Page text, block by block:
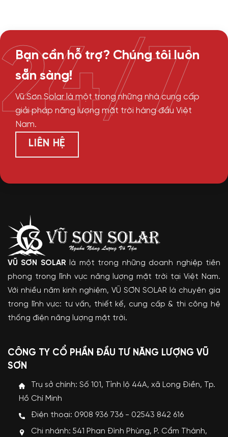
Bạn cần hỗ trợ? Chúng tôi luôn
sẵn sàng!
Vũ Sơn Solar là một trong những nhà cung cấp
giải pháp năng lượng mặt trời hàng đầu Việt
Nam.
LIÊN HỆ
24/7
VŨ SƠN SOLAR là một trong những doanh nghiệp tiên
phong trong lĩnh vực năng lượng mặt trời tại Việt Nam.
Với nhiều năm kinh nghiệm, VŨ SƠN SOLAR là chuyên gia
trong lĩnh vực: tư vấn, thiết kế, cung cấp & thi công hệ
thống điện năng lượng mặt trời.
CÔNG TY CỔ PHẦN ĐẦU TƯ NĂNG LƯỢNG VŨ
SƠN
Trụ sở chính: Số 101, Tỉnh lộ 44A, xã Long Điền, Tp.
Hồ Chí Minh
Điện thoại: 0908 936 736 - 02543 842 616
Chi nhánh: 541 Phan Đình Phùng, P. Cẩm Thành,